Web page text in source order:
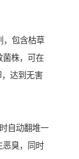
，包含枯草
菌株，可在
，达到无害
自动翻堆一
恶臭，同时